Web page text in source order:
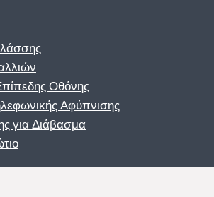
Οθόνης
Αφύπνισης
για Διάβασμα